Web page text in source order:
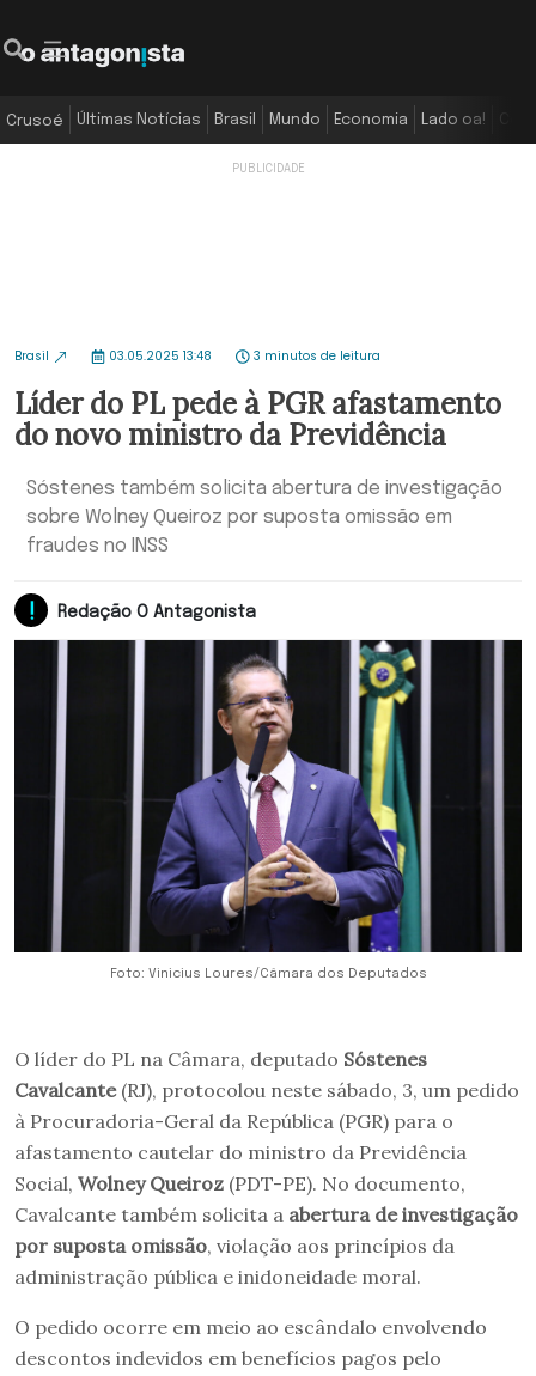
Crusoé Últimas Notícias Brasil Mundo Economia Lado oa!
Brasil 03.05.2025 13:48 3 minutos de leitura
Líder do PL pede à PGR afastamento
do novo ministro da Previdência
Sóstenes também solicita abertura de investigação
sobre Wolney Queiroz por suposta omissão em
fraudes no INSS
Redação O Antagonista
Foto: Vinicius Loures/Câmara dos Deputados
O líder do PL na Câmara, deputado Sóstenes
Cavalcante(RJ), protocolou neste sábado, 3, um pedido
à Procuradoria-Geral da República (PGR) para o
afastamento cautelar do ministro da Previdência
Social, Wolney Queiroz (PDT-PE). No documento,
Cavalcante também solicita a abertura de investigação
por suposta omissão, violação aos princípios da
administração pública e inidoneidade moral.
O pedido ocorre em meio ao escândalo envolvendo
descontos indevidos em benefícios pagos pelo